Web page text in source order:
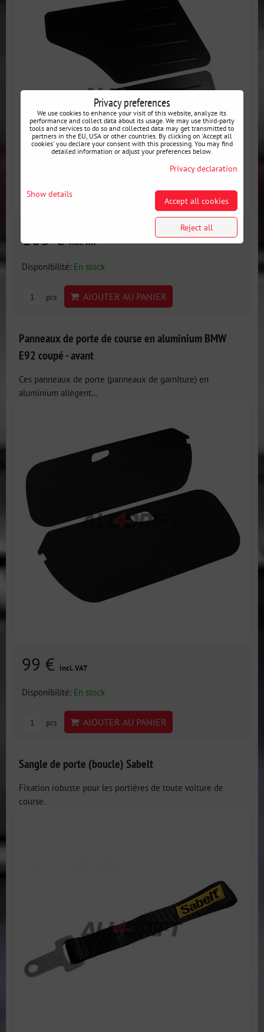
103 €incl. VAT
Disponibilité: En stock
pcs AJOUTER AU PANIER
Panneaux de porte de course en aluminium BMW
E92 coupé - avant
Ces panneaux de porte (panneaux de garniture) en
aluminium allègent...
99 € incl. VAT
Disponibilité: En stock
pcs AJOUTER AU PANIER
Sangle de porte (boucle) Sabelt
Fixation robuste pour les portières de toute voiture de
course.
Privacy preferences
We use cookies to enhance your visit of this website, analyze its
performance and collect data about its usage. We may use third-party
tools and services to do so and collected data may get transmitted to
partners in the EU, USA or other countries. By clicking on 'Accept all
cookies' you declare your consent with this processing. You may find
detailed information or adjust your preferences below.
Privacy declaration
Show details
Accept all cookies
Reject all